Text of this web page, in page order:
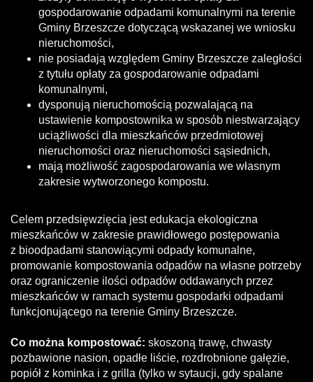
gospodarowanie odpadami komunalnymi na terenie
Gminy Brzeszcze dotyczącą wskazanej we wniosku
nieruchomości,
nie posiadają względem Gminy Brzeszcze zaległości
z tytułu opłaty za gospodarowanie odpadami
komunalnymi,
dysponują nieruchomością pozwalającą na
ustawienie kompostownika w sposób niestwarzający
uciążliwości dla mieszkańców przedmiotowej
nieruchomości oraz nieruchomości sąsiednich,
mają możliwość zagospodarowania we własnym
zakresie wytworzonego kompostu.
Celem przedsięwzięcia jest edukacja ekologiczna
mieszkańców w zakresie prawidłowego postępowania
z bioodpadami stanowiącymi odpady komunalne,
promowanie kompostowania odpadów na własne potrzeby
oraz ograniczenie ilości odpadów oddawanych przez
mieszkańców w ramach systemu gospodarki odpadami
funkcjonującego na terenie Gminy Brzeszcze.
Co można kompostować: skoszoną trawę, chwasty
pozbawione nasion, opadłe liście, rozdrobnione gałęzie,
popiół z kominka i z grilla (tylko w sytaucji, gdy spalane